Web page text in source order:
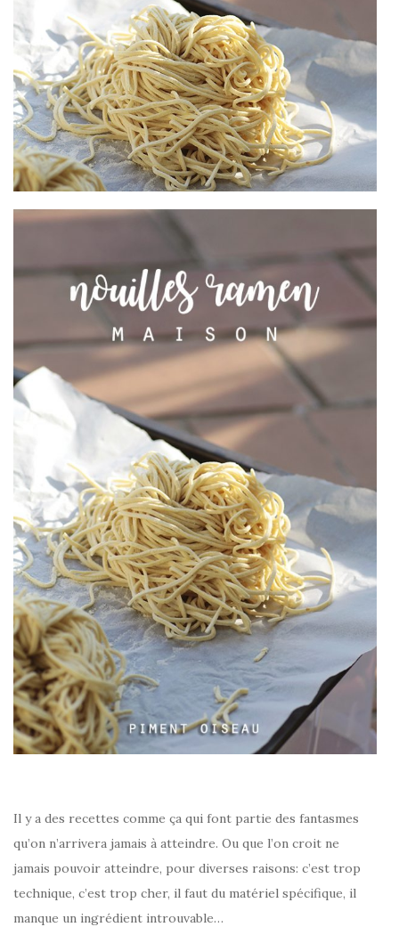
Il y a des recettes comme ça qui font partie des fantasmes
qu’on n’arrivera jamais à atteindre. Ou que l’on croit ne
jamais pouvoir atteindre, pour diverses raisons: c’est trop
technique, c’est trop cher, il faut du matériel spécifique, il
manque un ingrédient introuvable…